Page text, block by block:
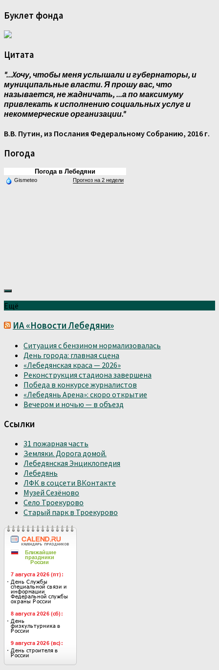
Буклет фонда
Цитата
"...Xочу, чтобы меня услышали и губернаторы, и
муниципальные власти. Я прошу вас, что
называется, не жадничать, ...а по максимуму
привлекать к исполнению социальных услуг и
некоммерческие организации."
В.В. Путин, из Послания Федеральному Собранию, 2016 г.
Погода
Погода в Лебедяни
Gismeteo Прогноз на 2 недели
Ещё
ИА «Новости Лебедяни»
Ситуация с бензином нормализовалась
День города: главная сцена
«Лебедянская краса — 2026»
Реконструкция стадиона завершена
Победа в конкурсе журналистов
«Лебедянь Арена»: скоро открытие
Вечером и ночью — в объезд
Ссылки
31 пожарная часть
Земляки. Дорога домой.
Лебедянская Энциклопедия
Лебедянь
ЛФК в соцсети ВКонтакте
Музей Сезёново
Село Троекурово
Старый парк в Троекурово